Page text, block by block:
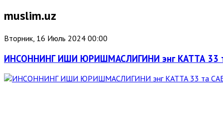
muslim.uz
Вторник, 16 Июль 2024 00:00
ИНСОННИНГ ИШИ ЮРИШМАСЛИГИНИ энг КАТТА 33